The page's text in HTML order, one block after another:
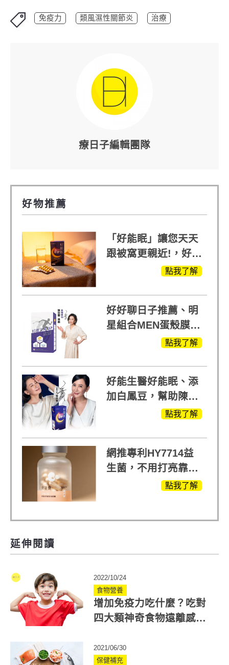
免疫力 類風濕性關節炎 治療
療日子編輯團隊
好物推薦
「好能眠」讓您天天
跟被窩更親近!，好能
生醫X陳亞蘭推薦!
點我了解
好好聊日子推薦、明
星組合MEN蛋殼膜
(蛋白聚醣)+UCII，超
點我了解
好能生醫好能眠、添
加白鳳豆，幫助陳亞
蘭入睡的力量點我了解
網推專利HY7714益
生菌，不用打亮靠養
點我了解
延伸閱讀
2022/10/24
食物營養
增加免疫力吃什麼？吃對
四大類神奇食物遠離感冒
2021/06/30
保健補充